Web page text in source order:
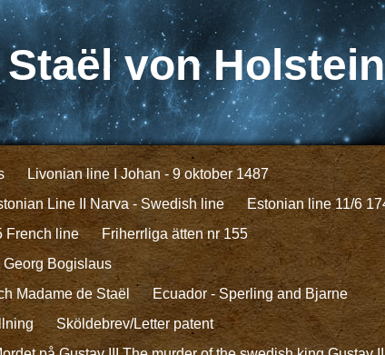
von Holstein
Livonian line I Johan - 9 oktober 1487
Line II Narva - Swedish line
Estonian line 11/6
French line
Friherrliga ätten nr 155
Bogislaus
Madame de Staël
Ecuador - Sperling and Bjarne
Sköldebrev/Letter patent